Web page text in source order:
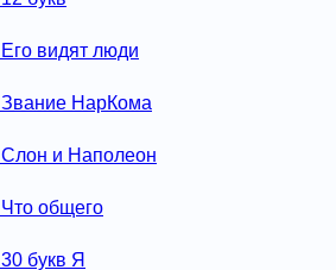
Его видят люди
Звание НарКома
Слон и Наполеон
Что общего
30 букв Я